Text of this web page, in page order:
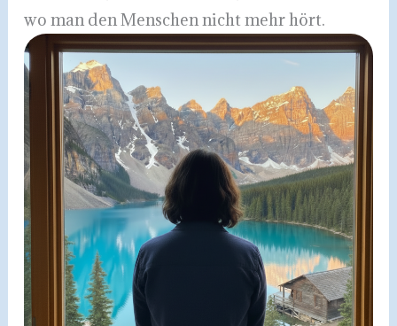
wo man den Menschen nicht mehr hört.